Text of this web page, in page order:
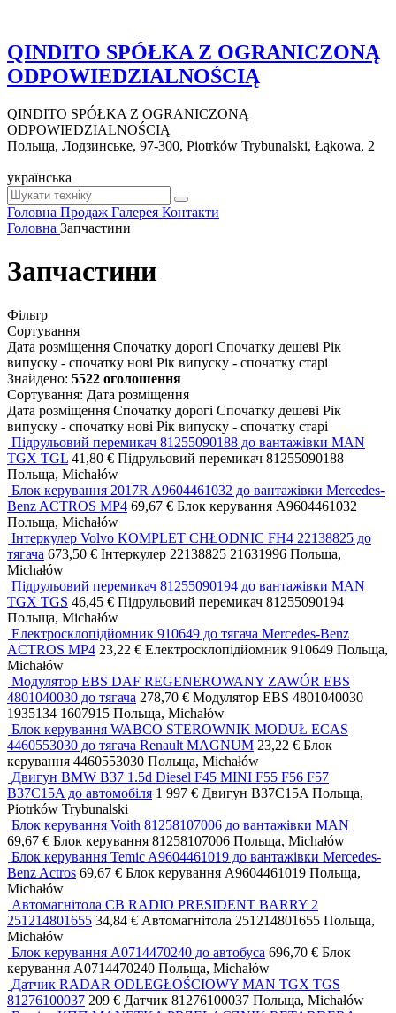
QINDITO SPÓŁKA Z OGRANICZONĄ
ODPOWIEDZIALNOŚCIĄ
QINDITO SPÓŁKA Z OGRANICZONĄ
ODPOWIEDZIALNOŚCIĄ
Польща, Лодзинське, 97-300, Piotrków Trybunalski, Łąkowa, 2
українська
Головна Продаж Галерея Контакти
Головна Запчастини
Запчастини
Фільтр
Сортування
Дата розміщення Спочатку дорогі Спочатку дешеві Рік
випуску - спочатку нові Рік випуску - спочатку старі
Знайдено: 5522 оголошення
Сортування: Дата розміщення
Дата розміщення Спочатку дорогі Спочатку дешеві Рік
випуску - спочатку нові Рік випуску - спочатку старі
Підрульовий перемикач 81255090188 до вантажівки MAN
TGX TGL 41,80 € Підрульовий перемикач 81255090188
Польща, Michałów
Блок керування 2017R A9604461032 до вантажівки Mercedes-
Benz ACTROS MP4 69,67 € Блок керування A9604461032
Польща, Michałów
Інтеркулер Volvo KOMPLET CHŁODNIC FH4 22138825 до
тягача 673,50 € Інтеркулер 22138825 21631996 Польща,
Michałów
Підрульовий перемикач 81255090194 до вантажівки MAN
TGX TGS 46,45 € Підрульовий перемикач 81255090194
Польща, Michałów
Електросклопідйомник 910649 до тягача Mercedes-Benz
ACTROS MP4 23,22 € Електросклопідйомник 910649 Польща,
Michałów
Модулятор EBS DAF REGENEROWANY ZAWÓR EBS
4801040030 до тягача 278,70 € Модулятор EBS 4801040030
1935134 1607915 Польща, Michałów
Блок керування WABCO STEROWNIK MODUŁ ECAS
4460553030 до тягача Renault MAGNUM 23,22 € Блок
керування 4460553030 Польща, Michałów
Двигун BMW B37 1.5d Diesel F45 MINI F55 F56 F57
B37C15A до автомобіля 1 997 € Двигун B37C15A Польща,
Piotrków Trybunalski
Блок керування Voith 81258107006 до вантажівки MAN
69,67 € Блок керування 81258107006 Польща, Michałów
Блок керування Temic A9604461019 до вантажівки Mercedes-
Benz Actros 69,67 € Блок керування A9604461019 Польща,
Michałów
Автомагнітола CB RADIO PRESIDENT BARRY 2
251214801655 34,84 € Автомагнітола 251214801655 Польща,
Michałów
Блок керування A0714470240 до автобуса 696,70 € Блок
керування A0714470240 Польща, Michałów
Датчик RADAR ODLEGŁOŚCIOWY MAN TGX TGS
81276100037 209 € Датчик 81276100037 Польща, Michałów